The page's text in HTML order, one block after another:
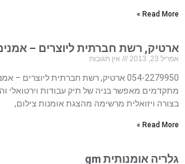
Read More »
ארטיק, רשת חברתית ליוצרים –
אפריל 23, 2013 אין תגובות
054-2279950 ארטיק, רשת חברתית ליוצרים
מתקדמים מאפשר בניה של תיק עבודות וירטואלי
בצורה ויזואלית מרשימה מהצגת אומנות צילום,
Read More »
גלריה אומנותית gm